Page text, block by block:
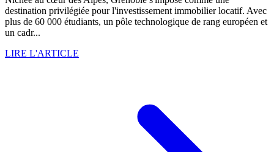
destination privilégiée pour l'investissement immobilier locatif. Avec
plus de 60 000 étudiants, un pôle technologique de rang européen et
un cadr...
LIRE L'ARTICLE